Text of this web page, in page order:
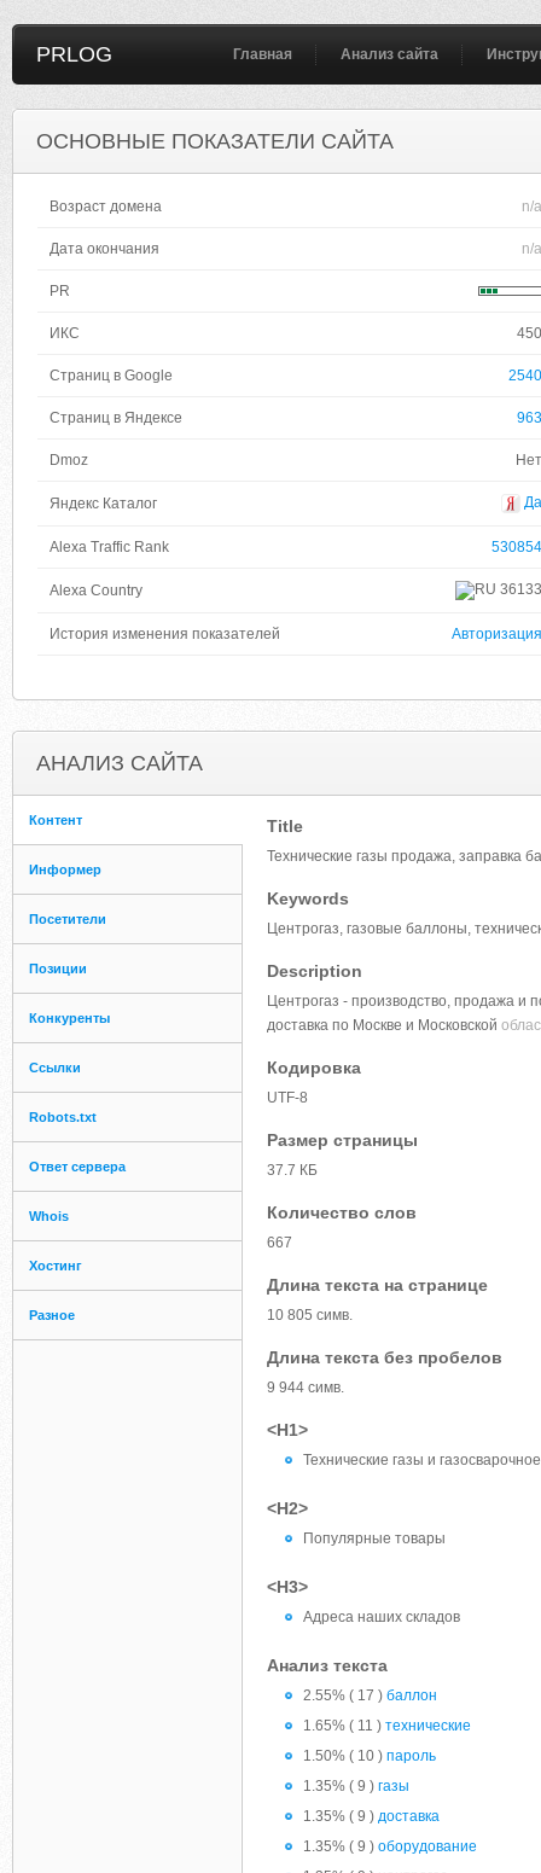
PRLOG Главная Анализ сайта
ОСНОВНЫЕ ПОКАЗАТЕЛИ САЙТА
Возраст домена n/a
Дата окончания n/a
PR
ИКС 450
Страниц в Google 2540
Страниц в Яндексе 963
Dmoz Нет
Яндекс Каталог Да
Alexa Traffic Rank 530854
Alexa Country 36133
История изменения показателей Авторизация
АНАЛИЗ САЙТА
Контент
Информер
Посетители
Позиции
Конкуренты
Ссылки
Robots.txt
Ответ сервера
Whois
Хостинг
Разное
Title
Технические газы продажа, заправка
Keywords
Центрогаз, газовые баллоны,
Description
Центрогаз - производство, продажа и
доставка по Москве и Московской
Кодировка
UTF-8
Размер страницы
37.7 КБ
Количество слов
667
Длина текста на странице
10 805 симв.
Длина текста без пробелов
9 944 симв.
<H1>
Технические газы и
<H2>
Популярные товары
<H3>
Адреса наших складов
Анализ текста
2.55% ( 17 ) баллон
1.65% ( 11 ) технические
1.50% ( 10 ) пароль
1.35% ( 9 ) газы
1.35% ( 9 ) доставка
1.35% ( 9 ) оборудование